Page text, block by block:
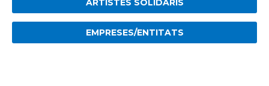
ARTISTES SOLIDARIS
EMPRESES/ENTITATS